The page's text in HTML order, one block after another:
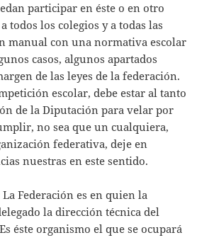
participar en éste o en otro
todos los colegios y a todas las
manual con una normativa escolar
casos, algunos apartados
de las leyes de la federación.
escolar, debe estar al tanto
de la Diputación para velar por
no sea que un cualquiera,
federativa, deje en
nuestras en este sentido.
La Federación es en quien la
la dirección técnica del
éste organismo el que se ocupará